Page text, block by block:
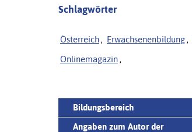
Schlagwörter
Österreich , Erwachsenenbildung ,
Onlinemagazin ,
Bildungsbereich
Angaben zum Autor der